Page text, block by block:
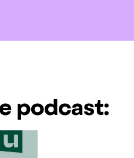
podcast: